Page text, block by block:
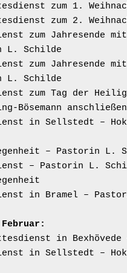
10.00	Festgottesdienst zum 1.
10.30	Festgottesdienst zum 2.
Gottesdienst zum
Pastorin L. Schilde
Gottesdienst zum
05.01.	Gottesdienst zum Tag
P. Nolting-Bösemann
– Pastorin L.
– Pastorin L.
Taufgelegenheit
10.00	Gottesdienst in Bramel –
19.00	Abendgottesdienst in